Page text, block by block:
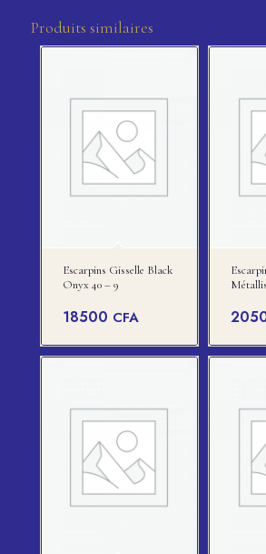
Produits similaires
Escarpins Gisselle Black
Onyx 40 – 9
18500 CFA